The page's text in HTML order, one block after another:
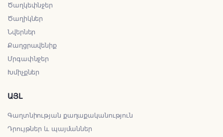
Ծաղկեփնջեր
Ծաղիկներ
Նվերներ
Քաղցրավենիք
Մրգափնջեր
Խմիչքներ
ԱՅԼ
Գաղտնիության քաղաքականություն
Դրույթներ և պայմաններ